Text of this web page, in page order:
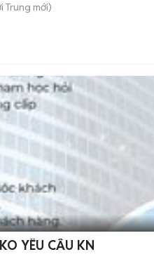
Trung mới)
YÊU CẦU KN